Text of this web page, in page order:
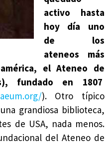
activo hasta
hoy día uno
de los
ateneos más
el Ateneo de
fundado en 1807
). Otro típico
grandiosa biblioteca,
de USA, nada menos.
del Ateneo de